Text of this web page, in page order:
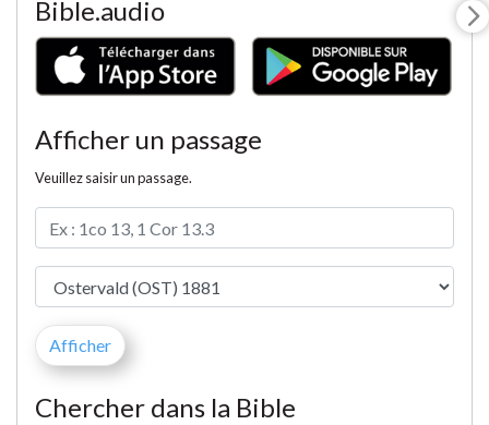
Bible.audio
Afficher un passage
Veuillez saisir un passage.
Chercher dans la Bible